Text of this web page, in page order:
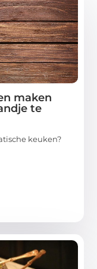
maken
te
keuken?